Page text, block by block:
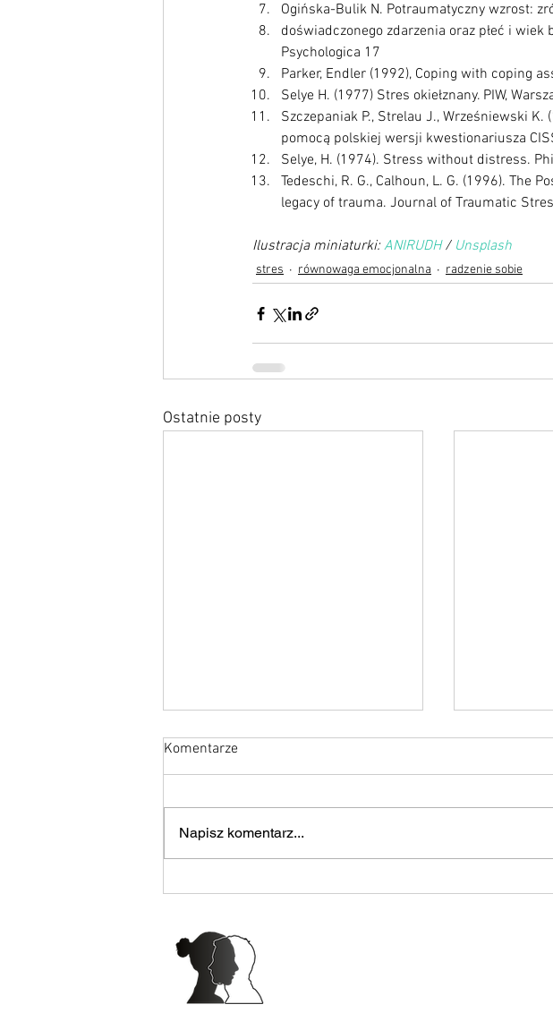
Ogińska-Bulik N. Potraumatyczny wzrost:
doświadczonego zdarzenia oraz płeć i
Psychologica 17
Parker, Endler (1992), Coping with coping
Selye H. (1977) Stres okiełznany. PIW,
Szczepaniak P., Strelau J., Wrześniewski
pomocą polskiej wersji kwestionariusza
Selye, H. (1974). Stress without distress.
Tedeschi, R. G., Calhoun, L. G. (1996). The
legacy of trauma. Journal of Traumatic
Ilustracja miniaturki: ANIRUDH / Unsplash
stres równowaga emocjonalna radzenie sobie
Ostatnie posty
Komentarze
Napisz komentarz...